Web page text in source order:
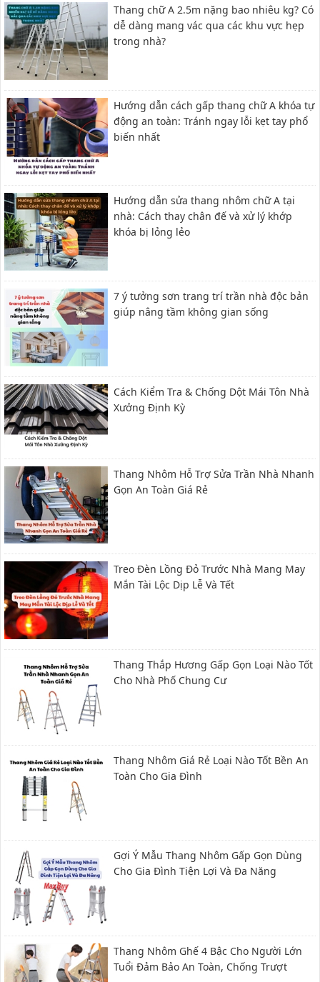
Thang chữ A 2.5m nặng bao nhiêu kg? Có
dễ dàng mang vác qua các khu vực hẹp
trong nhà?
Hướng dẫn cách gấp thang chữ A khóa tự
động an toàn: Tránh ngay lỗi kẹt tay phổ
biến nhất
Hướng dẫn sửa thang nhôm chữ A tại
nhà: Cách thay chân đế và xử lý khớp
khóa bị lỏng lẻo
7 ý tưởng sơn trang trí trần nhà độc bản
giúp nâng tầm không gian sống
Cách Kiểm Tra & Chống Dột Mái Tôn Nhà
Xưởng Định Kỳ
Thang Nhôm Hỗ Trợ Sửa Trần Nhà Nhanh
Gọn An Toàn Giá Rẻ
Treo Đèn Lồng Đỏ Trước Nhà Mang May
Mắn Tài Lộc Dịp Lễ Và Tết
Thang Thắp Hương Gấp Gọn Loại Nào Tốt
Cho Nhà Phố Chung Cư
Thang Nhôm Giá Rẻ Loại Nào Tốt Bền An
Toàn Cho Gia Đình
Gợi Ý Mẫu Thang Nhôm Gấp Gọn Dùng
Cho Gia Đình Tiện Lợi Và Đa Năng
Thang Nhôm Ghế 4 Bậc Cho Người Lớn
Tuổi Đảm Bảo An Toàn, Chống Trượt